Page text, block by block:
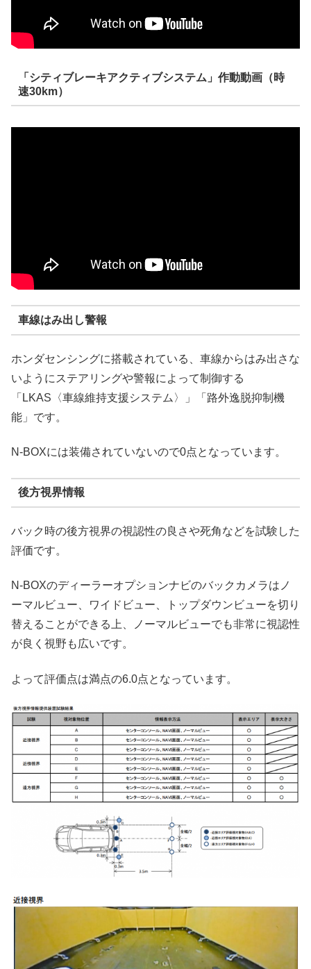
「シティブレーキアクティブシステム」作動動画（時
速30km）
車線はみ出し警報
ホンダセンシングに搭載されている、車線からはみ出さな
いようにステアリングや警報によって制御する
「LKAS〈車線維持支援システム〉」「路外逸脱抑制機
能」です。
N-BOXには装備されていないので0点となっています。
後方視界情報
バック時の後方視界の視認性の良さや死角などを試験した
評価です。
N-BOXのディーラーオプションナビのバックカメラはノ
ーマルビュー、ワイドビュー、トップダウンビューを切り
替えることができる上、ノーマルビューでも非常に視認性
が良く視野も広いです。
よって評価点は満点の6.0点となっています。